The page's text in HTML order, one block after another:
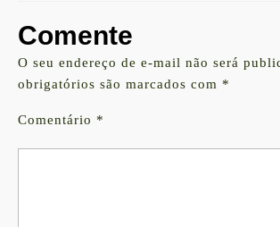
Comente
O seu endereço de e-mail não será
obrigatórios são marcados com *
Comentário *